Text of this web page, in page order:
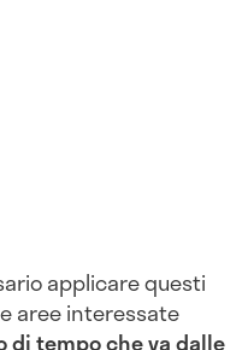
applicare questi
aree interessate
di tempo che va dalle